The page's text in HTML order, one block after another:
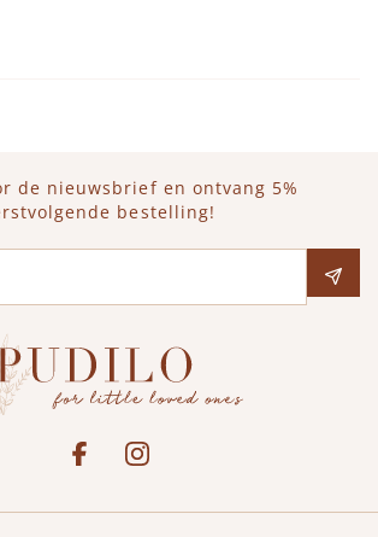
de nieuwsbrief en ontvang 5%
bestelling!
See our FacebookBekijk onze Instagram pagina